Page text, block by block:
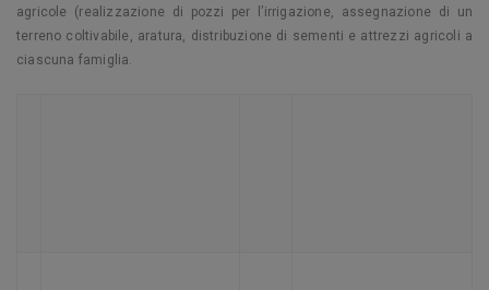
agricole (realizzazione di pozzi per l’irrigazione, assegnazione di un
terreno coltivabile, aratura, distribuzione di sementi e attrezzi agricoli a
ciascuna famiglia.